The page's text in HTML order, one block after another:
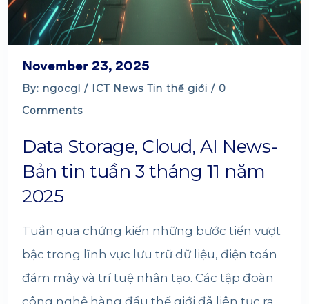
November 23, 2025
By: ngocgl / ICT News Tin thế giới / 0
Comments
Data Storage, Cloud, AI News-
Bản tin tuần 3 tháng 11 năm
2025
Tuần qua chứng kiến những bước tiến vượt
bậc trong lĩnh vực lưu trữ dữ liệu, điện toán
đám mây và trí tuệ nhân tạo. Các tập đoàn
công nghệ hàng đầu thế giới đã liên tục ra